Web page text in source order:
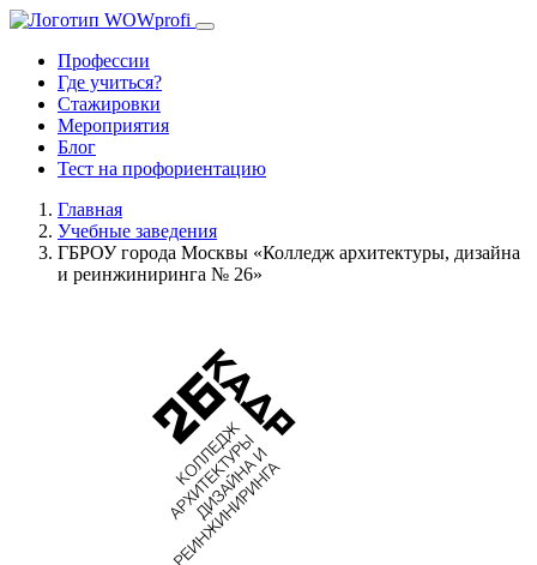
Профессии
Где учиться?
Стажировки
Мероприятия
Блог
Тест на профориентацию
Главная
Учебные заведения
ГБРОУ города Москвы «Колледж архитектуры, дизайна
и реинжиниринга № 26»